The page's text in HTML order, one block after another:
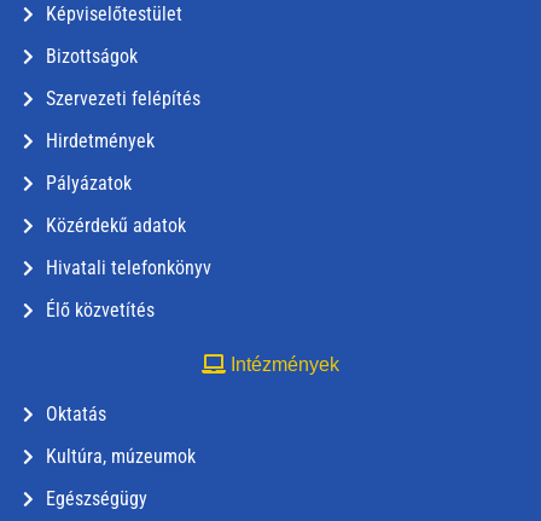
Képviselőtestület
Bizottságok
Szervezeti felépítés
Hirdetmények
Pályázatok
Közérdekű adatok
Hivatali telefonkönyv
Élő közvetítés
Intézmények
Oktatás
Kultúra, múzeumok
Egészségügy